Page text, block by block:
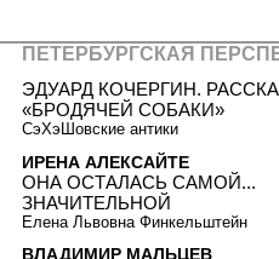
ПЕТЕРБУРГСКАЯ
ЭДУАРД КОЧЕРГИН.
«БРОДЯЧЕЙ СОБАКИ»
СэХэШовские антики
ИРЕНА АЛЕКСАЙТЕ
ОНА ОСТАЛАСЬ САМОЙ...
ЗНАЧИТЕЛЬНОЙ
Елена Львовна Финкельштейн
ВЛАДИМИР МАЛЬЦЕВ